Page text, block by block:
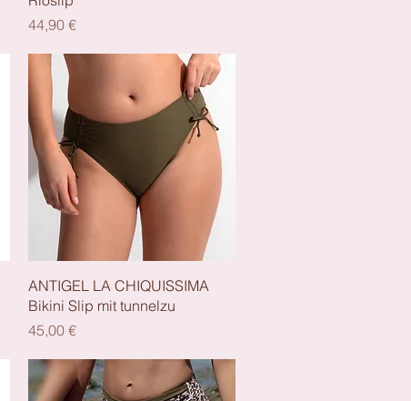
Preis
44,90 €
Schnellansicht
ANTIGEL LA CHIQUISSIMA
Bikini Slip mit tunnelzu
Preis
45,00 €